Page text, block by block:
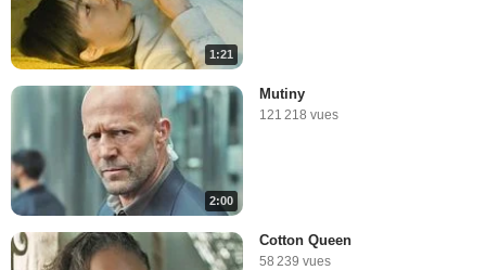
1:21
2:00
Mutiny
121 218 vues
Cotton Queen
58 239 vues